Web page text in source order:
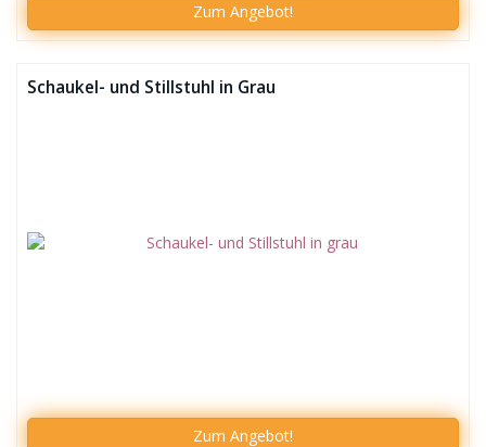
Zum Angebot!
Schaukel- und Stillstuhl in Grau
Zum Angebot!